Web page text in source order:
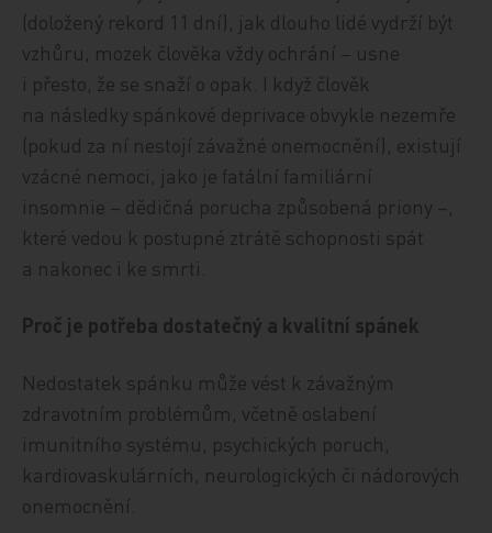
(doložený rekord 11 dní), jak dlouho lidé vydrží být
vzhůru, mozek člověka vždy ochrání – usne
i přesto, že se snaží o opak. I když člověk
na následky spánkové deprivace obvykle nezemře
(pokud za ní nestojí závažné onemocnění), existují
vzácné nemoci, jako je fatální familiární
insomnie – dědičná porucha způsobená priony –,
které vedou k postupné ztrátě schopnosti spát
a nakonec i ke smrti.
Proč je potřeba dostatečný a kvalitní spánek
Nedostatek spánku může vést k závažným
zdravotním problémům, včetně oslabení
imunitního systému, psychických poruch,
kardiovaskulárních, neurologických či nádorových
onemocnění.